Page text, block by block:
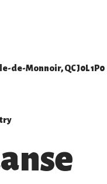
de-Monnoir, QC J0L 1P0